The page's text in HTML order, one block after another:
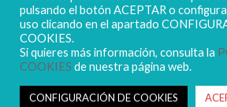
Copyright ALBARULO © 2020 | Todos los
Sus datos seguros
pulsando el botón ACEPTAR o
uso clicando en el apartado
COOKIES.
Si quieres más información, consulta la
COOKIES de nuestra página web.
CONFIGURACIÓN DE COOKIES